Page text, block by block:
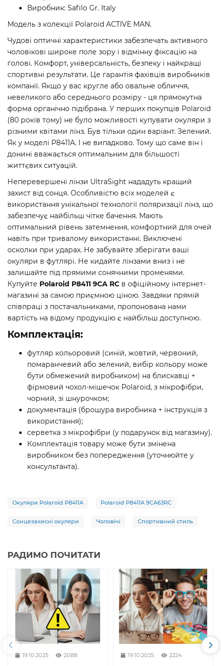
Виробник: Safilo Gr. Italy
Модель з колекції Polaroid ACTIVE MAN.
Чудові оптичні характеристики забезпечать активного
чоловікові широке поле зору і відмінну фіксацію на
голові. Комфорт, універсальність, безпеку і найкращі
спортивні результати. Це гарантія фахівців виробників
компанії. Якщо у вас кругле або овальне обличчя,
невеликого або середнього розміру - ця прямокутна
форма органічно підібрана. У перших покупців Polaroid
(80 років тому) не було можливості купувати окуляри з
різними квітами лінз. Був тільки один варіант. Зелений.
Як у моделі P8411A. І не випадково. Тому що саме він і
донині вважається оптимальним для більшості
життєвих ситуацій.
Неперевершені лінзи UltraSight нададуть кращий
захист від сонця. Особливістю всіх моделей є
використання унікальної технології поляризації лінз, що
забезпечує найбільш чітке бачення. Мають
оптимальний рівень затемнення, комфортний для очей
навіть при тривалому використанні. Виключені
осколки при ударах. Не забувайте зберігати ваші
окуляри в футлярі. Не кидайте лінзами вниз і не
залишайте під прямими сонячними променями.
Купуйте Polaroid P8411 9CA RC в офіційному інтернет-
магазині за самою приємною ціною. Завдяки прямій
співпраці з постачальниками, пропонована нами
вартість на відому продукцію є найбільш доступною.
Комплектація:
футляр кольоровий (синій, жовтий, червоний,
помаранчевий або зелений, вибір кольору може
бути обмежений виробником) на блискавці +
фірмовий чохол-мішечок Polaroid, з мікрофібри,
чорний, зі шнурочком;
документація (брошура виробника + інструкція з
використання);
серветка з мікрофібри (у подарунок від магазину).
Комплектація товару може бути змінена
виробником без попередження (уточнюйте у
консультанта).
Окуляри Polaroid P8411A Polaroid P8411A 9CA63RC
Сонцезахисні окуляри Чоловічі Спортивний стиль
РАДИМО ПОЧИТАТИ
19.10.2025 2088 19.10.2025 2224